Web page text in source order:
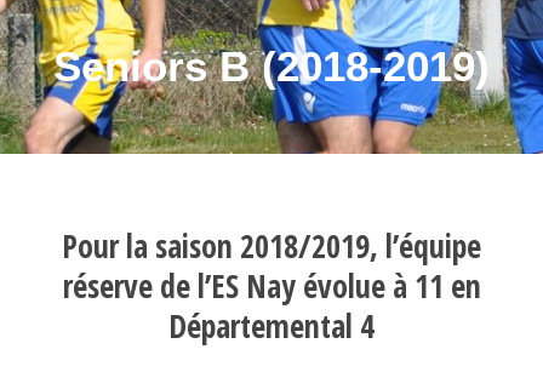
Seniors B (2018-2019)
Pour la saison 2018/2019, l’équipe
réserve de l’ES Nay évolue à 11 en
Départemental 4